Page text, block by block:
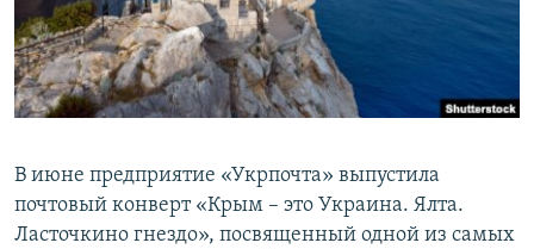
ПОБЕДИТЕЛЕЙ НЕ СУДЯТ?
КРЫМ.НЕПОКОРЕННЫЙ
ELIFBE
ПРИСОЕДИНЯЙТЕСЬ!
Все сайты RFE/RL
В июне предприятие «Укрпочта» выпустила
почтовый конверт «Крым – это Украина. Ялта.
Ласточкино гнездо», посвященный одной из самых